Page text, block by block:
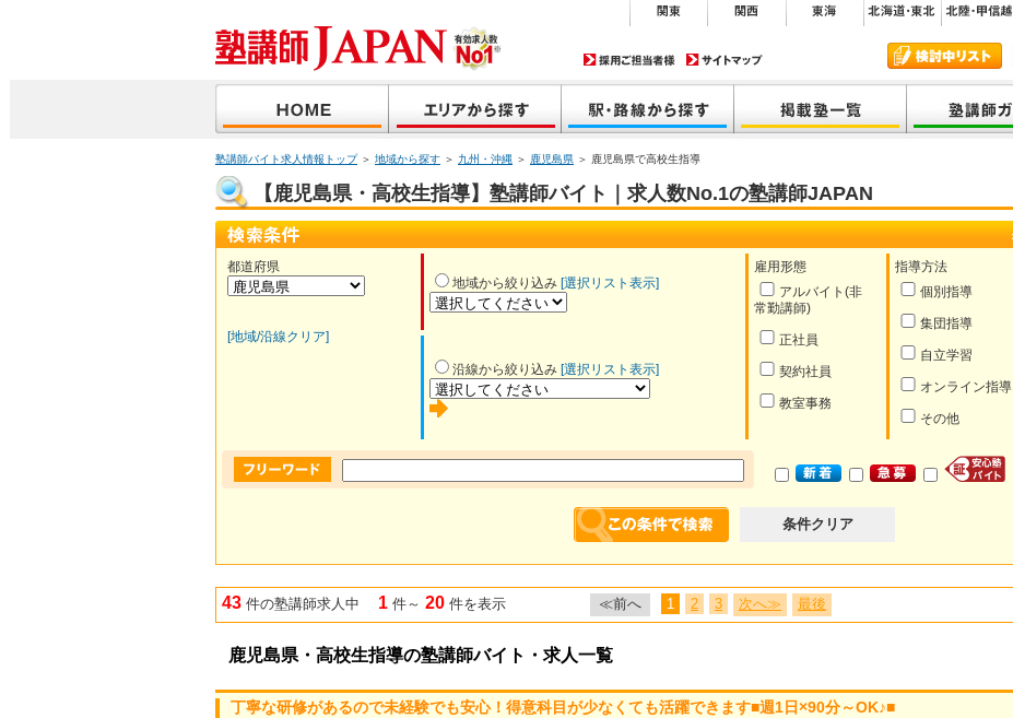
塾講師バイト求人情報トップ＞ 地域から探す ＞ 九州・沖縄 ＞ 鹿児島県 ＞ 鹿児島県で高校生指導
【鹿児島県・高校生指導】塾講師バイト｜求人数No.1の塾講師JAPAN
都道府県
[地域/沿線クリア]
地域から絞り込み [選択リスト表示]
雇用形態
アルバイト(非
常勤講師)
正社員
契約社員
教室事務
指導方法
個別指導
集団指導
自立学習
オンライン指導
その他
沿線から絞り込み [選択リスト表示]
条件クリア
43 件の塾講師求人中 1 件～ 20 件を表示 ≪前へ 1 2 3 次へ≫ 最後
鹿児島県・高校生指導の塾講師バイト・求人一覧
丁寧な研修があるので未経験でも安心！得意科目が少なくても活躍できます■週1日×90分～OK♪■